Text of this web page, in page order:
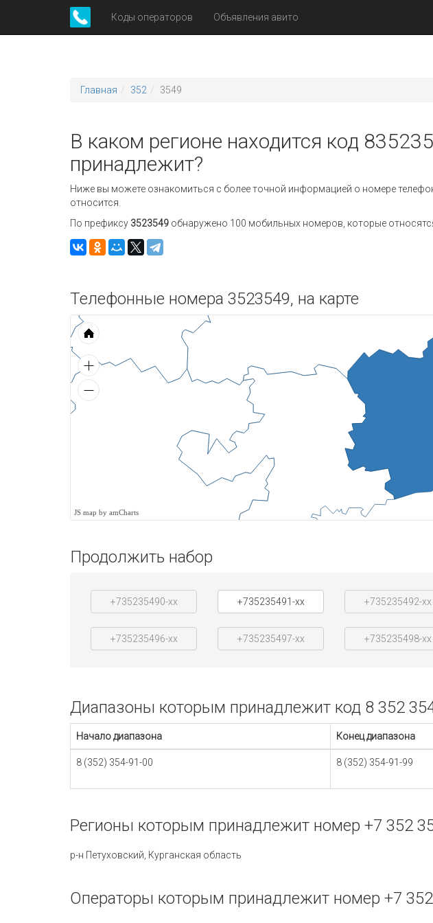
Коды операторов Объявления авито
Главная 352 3549
В каком регионе находится код
принадлежит?
Ниже вы можете ознакомиться с более точной информацией о номере
относится.
По префиксу 3523549 обнаружено 100 мобильных номеров, которые
Телефонные номера 3523549, на карте
JS map by amCharts
Продолжить набор
+735235490-xx +735235491-xx +735235492-xx
+735235496-xx +735235497-xx +735235498-xx
Диапазоны которым принадлежит код 8 352
Начало диапазона Конец диапазона
8 (352) 354-91-00 8 (352) 354-91-99
Регионы которым принадлежит номер +7 352
р-н Петуховский, Курганская область
Операторы которым принадлежит номер +7